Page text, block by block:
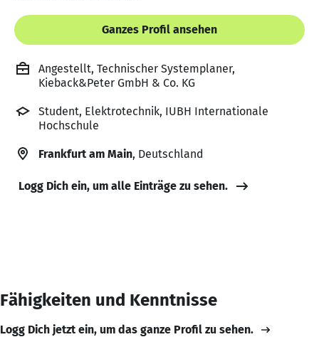
Ganzes Profil ansehen
Angestellt, Technischer Systemplaner,
Kieback&Peter GmbH & Co. KG
Student, Elektrotechnik, IUBH Internationale
Hochschule
Frankfurt am Main, Deutschland
Logg Dich ein, um alle Einträge zu sehen.
Fähigkeiten und Kenntnisse
Logg Dich jetzt ein, um das ganze Profil zu sehen.